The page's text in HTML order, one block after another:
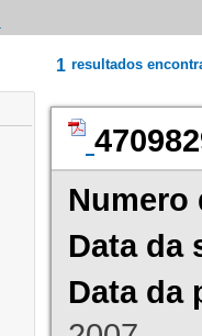
1 resultados
Numero
Data da
Data da